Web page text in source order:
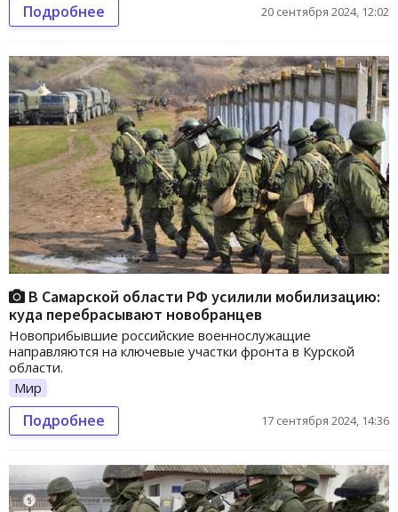
Подробнее 20 сентября 2024, 12:02
В Самарской области РФ усилили мобилизацию:
куда перебрасывают новобранцев
Новоприбывшие российские военнослужащие
направляются на ключевые участки фронта в Курской
области.
Мир
Подробнее 17 сентября 2024, 14:36